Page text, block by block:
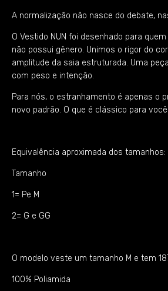
A normalização não nasce do debate,
O Vestido NUN foi desenhado para
não possui gênero. Unimos o rigor do
amplitude da saia estruturada. Uma
com peso e intenção.
Para nós, o estranhamento é apenas o
novo padrão. O que é clássico para
Equivalência aproximada dos tamanhos:
Tamanho
1= Pe M
2= G e GG
O modelo veste um tamanho M e tem
100% Poliamida